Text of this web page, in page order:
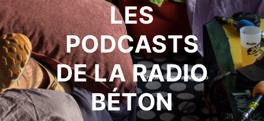
LES
PODCASTS
DE LA RADIO
BÉTON